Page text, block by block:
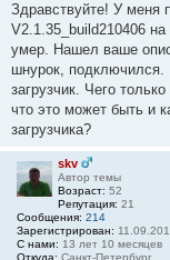
y
Hisilicon ETH net
MAC: C0-51-7E-07-
eth0 : phy status
SPEED=100M
TFTP from server
Download Filename
Download to address:
done
Bytes transferred =
cramfs.img checkSum
Erasing SPI
Writing SPI
о
о
б
щ
н
и
#
2
Здравствуйте! У меня
V2.1.35_build210406
умер. Нашел ваше
шнурок, подключился.
загрузчик. Чего
что это может быть и
загрузчика?
skv
Автор темы
Возраст: 52
Репутация: 21
Сообщения: 214
Зарегистрирован:
С нами: 13 лет 10 месяцев
Откуда: Санкт-Петербург